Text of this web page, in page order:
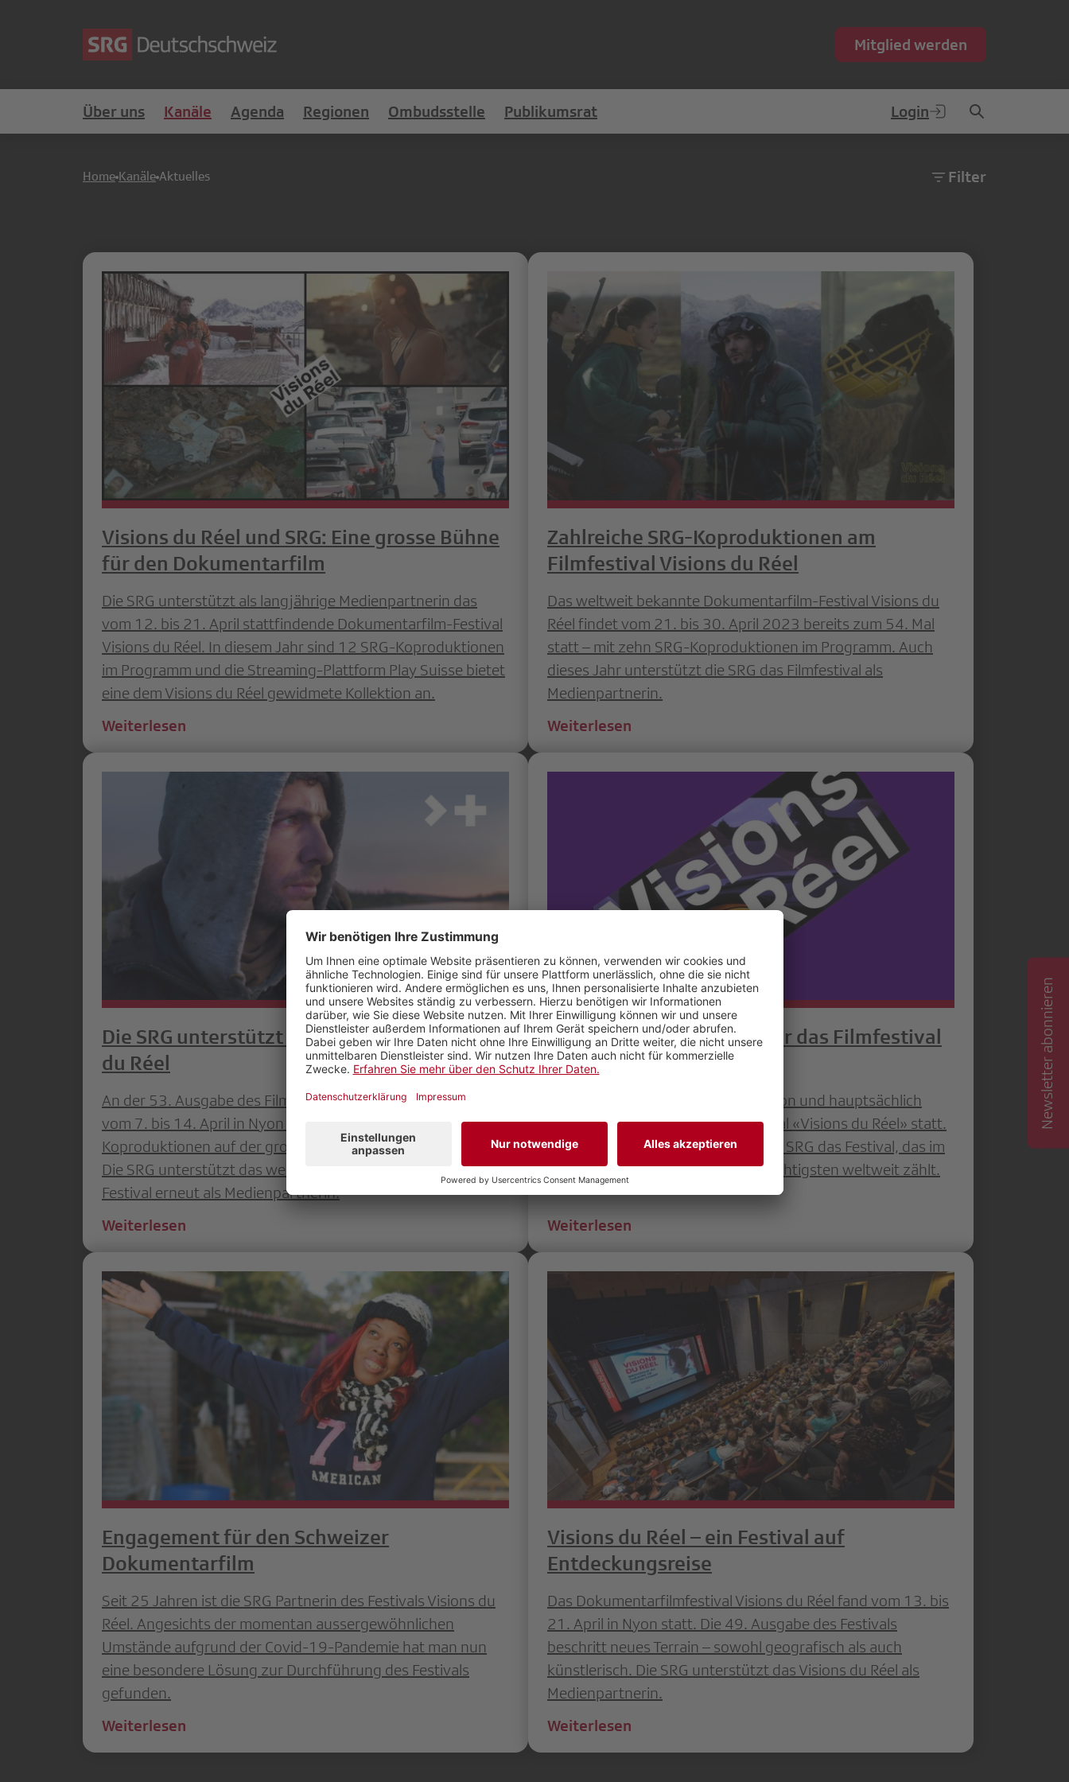
Mitglied werden
Über uns Kanäle Agenda Regionen Ombudsstelle Publikumsrat Login
Home Kanäle Aktuelles Filter
Visions du Réel und SRG: Eine grosse Bühne
für den Dokumentarfilm
Die SRG unterstützt als langjährige Medienpartnerin das
vom 12. bis 21. April stattfindende Dokumentarfilm-Festival
Visions du Réel. In diesem Jahr sind 12 SRG-Koproduktionen
im Programm und die Streaming-Plattform Play Suisse bietet
eine dem Visions du Réel gewidmete Kollektion an.
Weiterlesen
Zahlreiche SRG-Koproduktionen am
Filmfestival Visions du Réel
Das weltweit bekannte Dokumentarfilm-Festival Visions du
Réel findet vom 21. bis 30. April 2023 bereits zum 54. Mal
statt – mit zehn SRG-Koproduktionen im Programm. Auch
dieses Jahr unterstützt die SRG das Filmfestival als
Medienpartnerin.
Weiterlesen
Die SRG unterstützt das Filmfestival Visions
du Réel
An der 53. Ausgabe des Filmfestivals Visions du Réel, welches
vom 7. bis 14. April in Nyon stattfindet, werden vier SRG-
Koproduktionen auf der grossen Leinwand zu sehen sein.
Die SRG unterstützt das weltweit bekannte Dokumentarfilm-
Festival erneut als Medienpartnerin.
Weiterlesen
Erneute Unterstützung für das Filmfestival
«Visions du Réel»
Ab dem 15. April 2021 findet in Nyon und hauptsächlich
digital das internationale Filmfestival «Visions du Réel» statt.
Auch in diesem Jahr unterstützt die SRG das Festival, das im
Bereich Dokumentarfilm zu den wichtigsten weltweit zählt.
Weiterlesen
Engagement für den Schweizer
Dokumentarfilm
Seit 25 Jahren ist die SRG Partnerin des Festivals Visions du
Réel. Angesichts der momentan aussergewöhnlichen
Umstände aufgrund der Covid-19-Pandemie hat man nun
eine besondere Lösung zur Durchführung des Festivals
gefunden.
Weiterlesen
Visions du Réel – ein Festival auf
Entdeckungsreise
Das Dokumentarfilmfestival Visions du Réel fand vom 13. bis
21. April in Nyon statt. Die 49. Ausgabe des Festivals
beschritt neues Terrain – sowohl geografisch als auch
künstlerisch. Die SRG unterstützt das Visions du Réel als
Medienpartnerin.
Weiterlesen
Newsletter abonnieren